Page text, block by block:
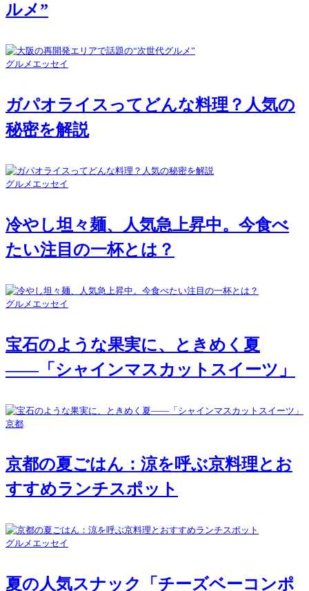
ルメ”
グルメエッセイ
ガパオライスってどんな料理？人気の
秘密を解説
グルメエッセイ
冷やし坦々麺、人気急上昇中。今食べ
たい注目の一杯とは？
グルメエッセイ
宝石のような果実に、ときめく夏
――「シャインマスカットスイーツ」
京都
京都の夏ごはん：涼を呼ぶ京料理とお
すすめランチスポット
グルメエッセイ
夏の人気スナック「チーズベーコンポ